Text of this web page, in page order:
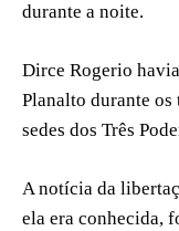
durante a noite.
Dirce Rogerio
Planalto durante os
sedes dos Três
A notícia da
ela era conhecida,